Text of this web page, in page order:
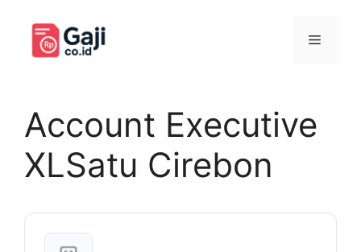
Menu
Account Executive
XLSatu Cirebon